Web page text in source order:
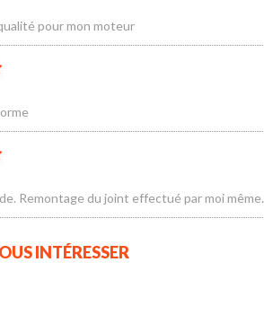
pour mon moteur
Remontage du joint effectué par moi même.
INTÉRESSER